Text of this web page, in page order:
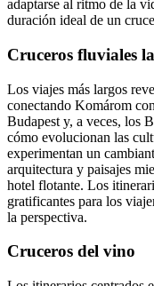
adaptarse al ritmo de la
duración ideal de un
Cruceros fluviales
Los viajes más largos
conectando Komárom
Budapest y, a veces, los
cómo evolucionan las
experimentan un
arquitectura y paisajes
hotel flotante. Los
gratificantes para los
la perspectiva.
Cruceros del vino